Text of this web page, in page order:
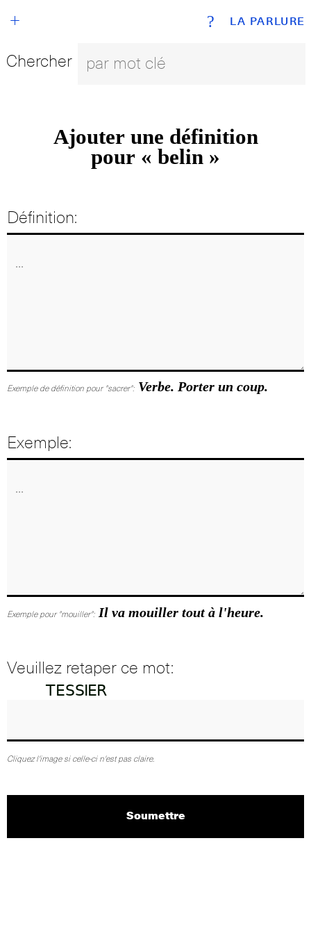
LA PARLURE
+ ?
Chercher
Ajouter une définition
pour « belin »
Définition:
Exemple de définition pour "sacrer": Verbe. Porter un coup.
Exemple:
Exemple pour "mouiller": Il va mouiller tout à l'heure.
Veuillez retaper ce mot:
Cliquez l'image si celle-ci n'est pas claire.
Soumettre